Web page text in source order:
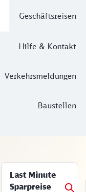
Geschäftsreisen
Hilfe & Kontakt
Verkehrsmeldungen
Baustellen
Last Minute
Sparpreise